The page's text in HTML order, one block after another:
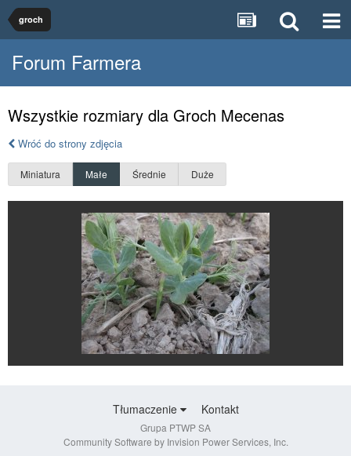
groch
Forum Farmera
Wszystkie rozmiary dla Groch Mecenas
Wróć do strony zdjęcia
Miniatura Małe Średnie Duże
Tłumaczenie Kontakt
Grupa PTWP SA
Community Software by Invision Power Services, Inc.